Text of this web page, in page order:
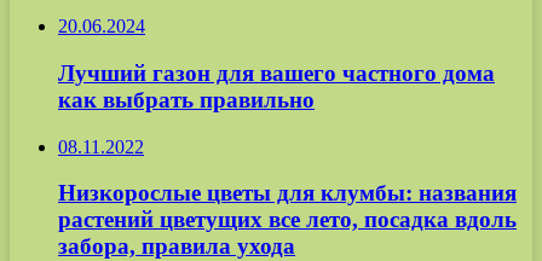
20.06.2024
Лучший газон для вашего частного дома
как выбрать правильно
08.11.2022
Низкорослые цветы для клумбы: названия
растений цветущих все лето, посадка вдоль
забора, правила ухода